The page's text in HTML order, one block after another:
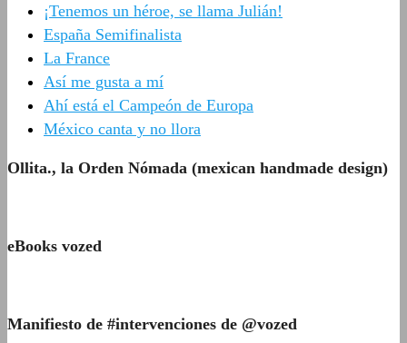
¡Tenemos un héroe, se llama Julián!
España Semifinalista
La France
Así me gusta a mí
Ahí está el Campeón de Europa
México canta y no llora
Ollita., la Orden Nómada (mexican handmade design)
eBooks vozed
Manifiesto de #intervenciones de @vozed